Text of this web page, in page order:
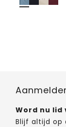
Word nu
Blijf altijd op